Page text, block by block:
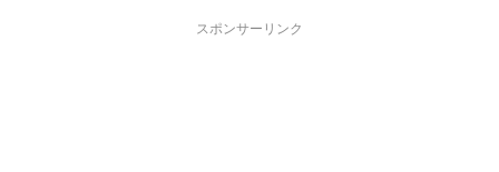
スポンサーリンク